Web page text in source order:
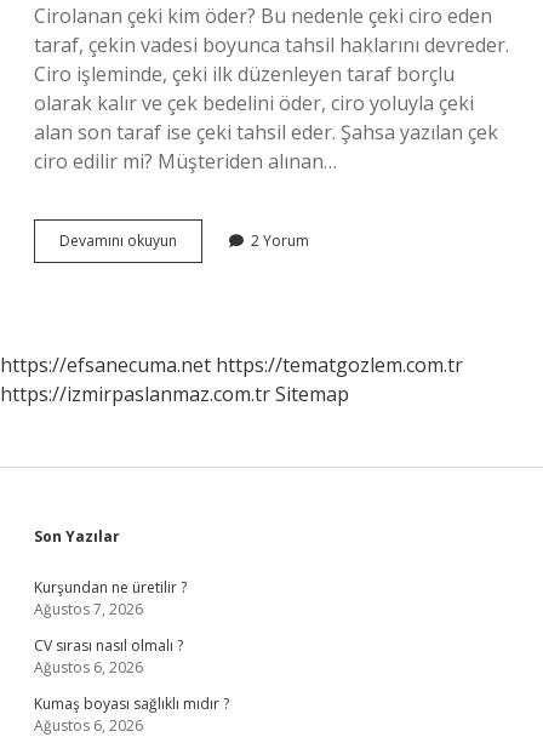
Cirolanan çeki kim öder? Bu nedenle çeki ciro eden
taraf, çekin vadesi boyunca tahsil haklarını devreder.
Ciro işleminde, çeki ilk düzenleyen taraf borçlu
olarak kalır ve çek bedelini öder, ciro yoluyla çeki
alan son taraf ise çeki tahsil eder. Şahsa yazılan çek
ciro edilir mi? Müşteriden alınan…
Devamını okuyun
Çeki
2 Yorum
https://efsanecuma.net https://tematgozlem.com.tr
https://izmirpaslanmaz.com.trSitemap
Sidebar
Son Yazılar
Kurşundan ne üretilir ?
Ağustos 7, 2026
CV sırası nasıl olmalı ?
Ağustos 6, 2026
Kumaş boyası sağlıklı mıdır ?
Ağustos 6, 2026